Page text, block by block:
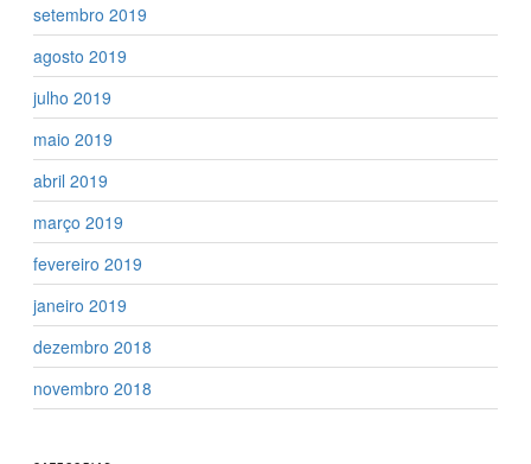
setembro 2019
agosto 2019
julho 2019
maio 2019
abril 2019
março 2019
fevereiro 2019
janeiro 2019
dezembro 2018
novembro 2018